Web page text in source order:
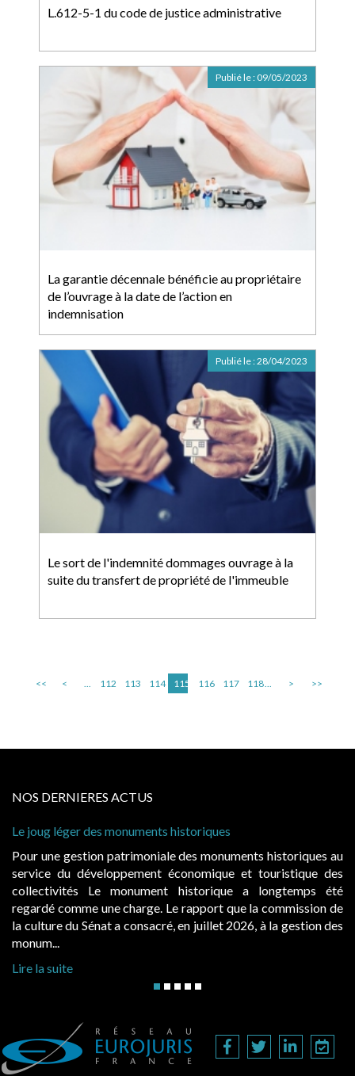
L.612-5-1 du code de justice administrative
La garantie décennale bénéficie au propriétaire
de l’ouvrage à la date de l’action en
indemnisation
Publié le : 09/05/2023
Le sort de l'indemnité dommages ouvrage à la
suite du transfert de propriété de l'immeuble
Publié le :28/04/2023
<< < ... 112 113 114 115 116 117 118... > >>
NOS DERNIERES ACTUS
historiques
des monuments historiques au
économique et touristique des
historique a longtemps été
charge. Le rapport que la commission de
a consacré, en juillet 2026, à la gestion des
Evocatrices des
également un beau
public, elles
d’occupation.